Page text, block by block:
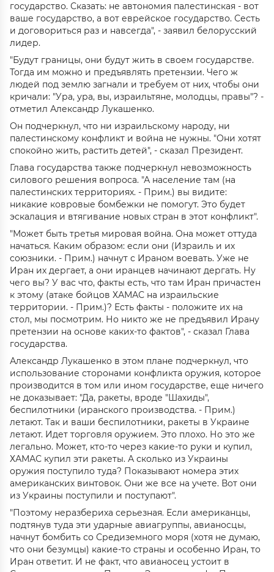
государство. Сказать: не автономия палестинская - вот
ваше государство, а вот еврейское государство. Сесть
и договориться раз и навсегда", - заявил белорусский
лидер.
"Будут границы, они будут жить в своем государстве.
Тогда им можно и предъявлять претензии. Чего ж
людей под землю загнали и требуем от них, чтобы они
кричали: "Ура, ура, вы, израильтяне, молодцы, правы"? -
отметил Александр Лукашенко.
Он подчеркнул, что ни израильскому народу, ни
палестинскому конфликт и война не нужны. "Они хотят
спокойно жить, растить детей", - сказал Президент.
Глава государства также подчеркнул невозможность
силового решения вопроса. "А население там (на
палестинских территориях. - Прим.) вы видите:
никакие ковровые бомбежки не помогут. Это будет
эскалация и втягивание новых стран в этот конфликт".
"Может быть третья мировая война. Она может оттуда
начаться. Каким образом: если они (Израиль и их
союзники. - Прим.) начнут с Ираном воевать. Уже не
Иран их дергает, а они иранцев начинают дергать. Ну
чего вы? У вас что, факты есть, что там Иран причастен
к этому (атаке бойцов ХАМАС на израильские
территории. - Прим.)? Есть факты - положите их на
стол, мы посмотрим. Но никто же не предъявил Ирану
претензии на основе каких-то фактов", - сказал Глава
государства.
Александр Лукашенко в этом плане подчеркнул, что
использование сторонами конфликта оружия, которое
производится в том или ином государстве, еще ничего
не доказывает: "Да, ракеты, вроде "Шахиды",
беспилотники (иранского производства. - Прим.)
летают. Так и ваши беспилотники, ракеты в Украине
летают. Идет торговля оружием. Это плохо. Но это же
легально. Может, кто-то через какие-то руки и купил,
ХАМАС купил эти ракеты. А сколько из Украины
оружия поступило туда? Показывают номера этих
американских винтовок. Они же все на учете. Вот они
из Украины поступили и поступают".
"Поэтому неразбериха серьезная. Если американцы,
подтянув туда эти ударные авиагруппы, авианосцы,
начнут бомбить со Средиземного моря (хотя не думаю,
что они безумцы) какие-то страны и особенно Иран, то
Иран ответит. И не факт, что авианосец устоит в